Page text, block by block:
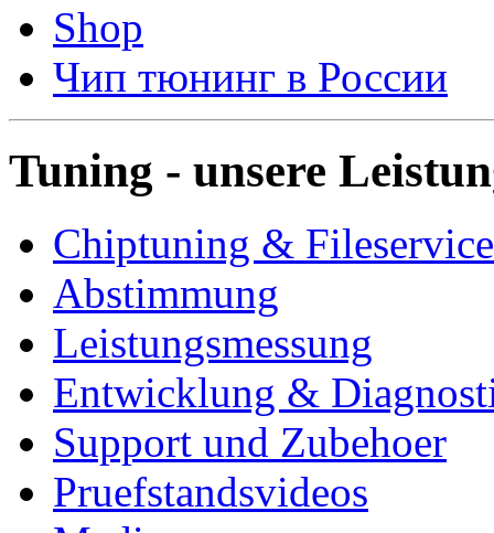
Shop
Чип тюнинг в России
Tuning - unsere
Chiptuning & Fileservice
Abstimmung
Leistungsmessung
Entwicklung &
Support und Zubehoer
Pruefstandsvideos